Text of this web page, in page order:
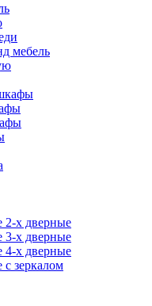
мебель
х дверные
х дверные
х дверные
зеркалом